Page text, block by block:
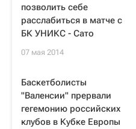
позволить себе
расслабиться в матче с
БК УНИКС - Сато
07 мая 2014
Баскетболисты
"Валенсии" прервали
гегемонию российских
клубов в Кубке Европы